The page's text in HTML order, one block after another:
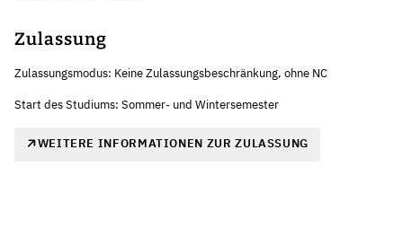
Zulassung
Zulassungsmodus: Keine Zulassungsbeschränkung, ohne NC
Start des Studiums: Sommer- und Wintersemester
WEITERE INFORMATIONEN ZUR ZULASSUNG